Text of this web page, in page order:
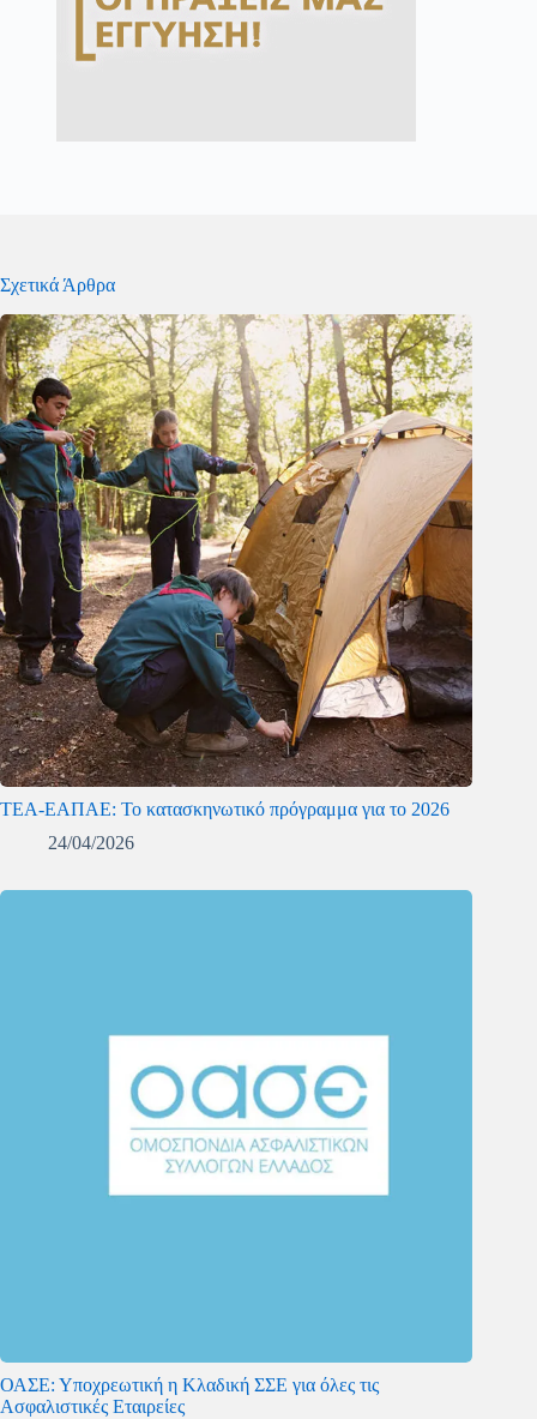
Σχετικά Άρθρα
ΤΕΑ-ΕΑΠΑΕ: Το κατασκηνωτικό πρόγραμμα για το 2026
24/04/2026
ΟΑΣΕ: Υποχρεωτική η Κλαδική ΣΣΕ για όλες τις
Ασφαλιστικές Εταιρείες